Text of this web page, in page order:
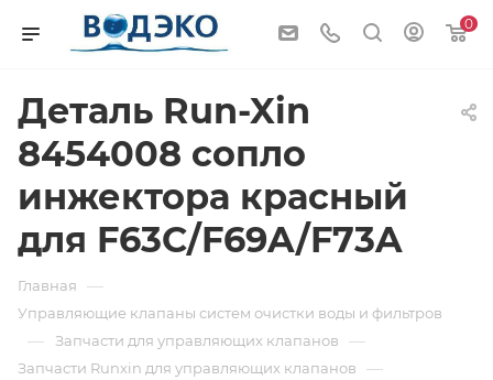
0
Деталь Run-Xin
8454008 сопло
инжектора красный
для F63C/F69A/F73A
Главная —
Управляющие клапаны систем очистки воды и фильтров
— Запчасти для управляющих клапанов —
Запчасти Runxin для управляющих клапанов —